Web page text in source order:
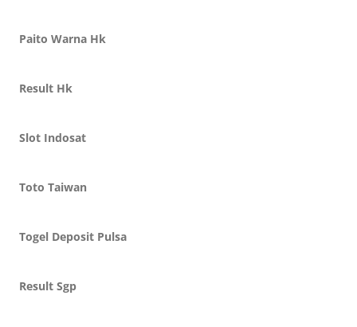
Paito Warna Hk
Result Hk
Slot Indosat
Toto Taiwan
Togel Deposit Pulsa
Result Sgp